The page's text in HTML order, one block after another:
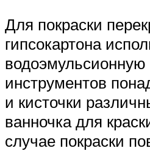
Для покраски
гипсокартона
водоэмульсионную
инструментов
и кисточки
ванночка для
случае покраски